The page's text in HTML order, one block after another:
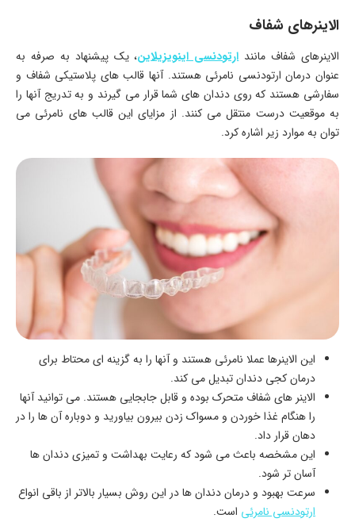
الاینرهای شفاف
الاینرهای شفاف مانندارتودنسی اینویزیلاین، یک پیشنهاد به صرفه به
عنوان درمان ارتودنسی نامرئی هستند. آنها قالب های پلاستیکی شفاف و
سفارشی هستند که روی دندان های شما قرار می گیرند و به تدریج آنها را
به موقعیت درست منتقل می کنند. از مزایای این قالب های نامرئی می
توان به موارد زیر اشاره کرد.
این الاینرها عملا نامرئی هستند و آنها را به گزینه ای محتاط برای
درمان کجی دندان تبدیل می کند.
الاینر های شفاف متحرک بوده و قابل جابجایی هستند. می توانید آنها
را هنگام غذا خوردن و مسواک زدن بیرون بیاورید و دوباره آن ها را در
دهان قرار داد.
این مشخصه باعث می شود که رعایت بهداشت و تمیزی دندان ها
آسان تر شود.
سرعت بهبود و درمان دندان ها در این روش بسیار بالاتر از باقی انواع
ارتودنسی نامرئی است.